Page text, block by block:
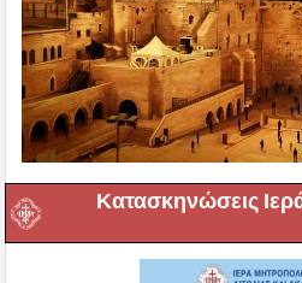
Κατασκηνώσεις